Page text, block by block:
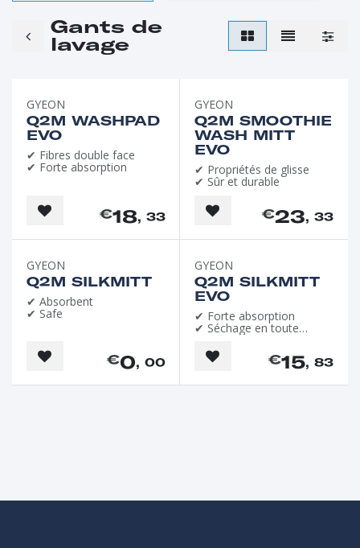
Gants de
lavage
GYEON
Q2M WASHPAD
EVO
✔ Fibres double face
✔ Forte absorption
€18, 33
GYEON
Q2M SMOOTHIE
WASH MITT
EVO
✔ Propriétés de glisse
✔ Sûr et durable
€23, 33
GYEON
Q2M SILKMITT
✔ Absorbent
✔ Safe
€0, 00
GYEON
Q2M SILKMITT
EVO
✔ Forte absorption
✔ Séchage en toute
€15, 83